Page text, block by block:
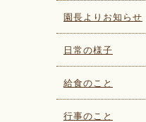
園長よりお知らせ
日常の様子
給食のこと
行事のこと